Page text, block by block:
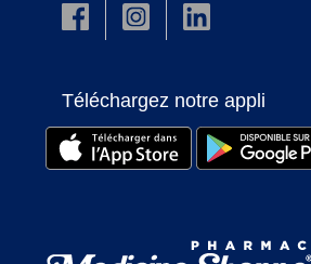
Téléchargez notre appli